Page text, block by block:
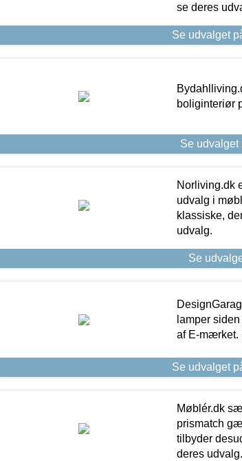
se deres
Se udvalget
boliginteriør
Se
Norliving.dk
udvalg i
klassiske,
udvalg.
Se
lamper
af E-mærket.
Se udvalget
Møblér.dk
prismatch
tilbyder
deres udvalg.